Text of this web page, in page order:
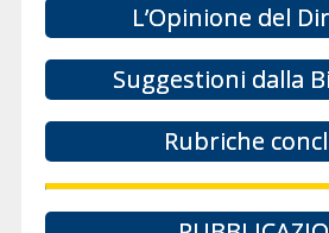
L’Opinione del
Suggestioni dalla
Rubriche